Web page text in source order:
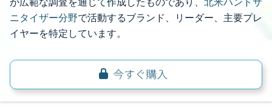
ニタイザー分野で活動するブランド、リーダー、主要プレ
イヤーを特定しています。